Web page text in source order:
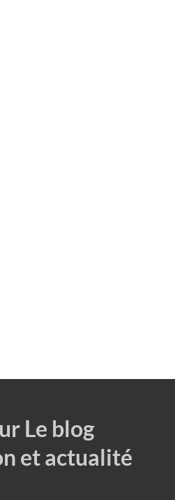
Le blog
et actualité